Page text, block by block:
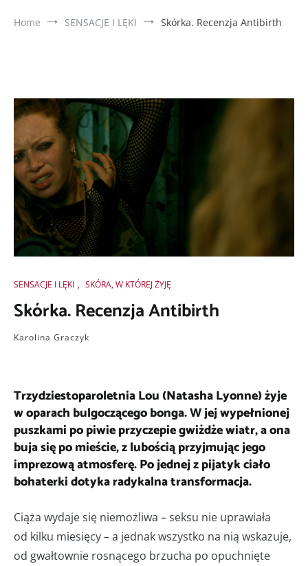
Home
SENSACJE I LĘKI Skórka. Recenzja Antibirth
SENSACJE I LĘKI , SKÓRA, W KTÓREJ ŻYJĘ
Skórka. Recenzja Antibirth
Karolina Graczyk
Trzydziestoparoletnia Lou (Natasha Lyonne) żyje
w oparach bulgoczącego bonga. W jej wypełnionej
puszkami po piwie przyczepie gwiżdże wiatr, a ona
buja się po mieście, z lubością przyjmując jego
imprezową atmosferę. Po jednej z pijatyk ciało
bohaterki dotyka radykalna transformacja.
Ciąża wydaje się niemożliwa – seksu nie uprawiała
od kilku miesięcy – a jednak wszystko na nią wskazuje,
od gwałtownie rosnącego brzucha po opuchnięte